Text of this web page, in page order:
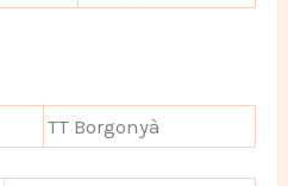
TT Borgonyà